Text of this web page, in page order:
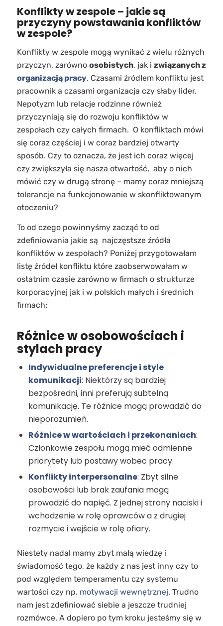
Konflikty w zespole – jakie są
przyczyny powstawania konfliktów
w zespole?
Konflikty w zespole mogą wynikać z wielu różnych
przyczyn, zarówno osobistych, jak i związanych z
organizacją pracy. Czasami źródłem konfliktu jest
pracownik a czasami organizacja czy słaby lider.
Nepotyzm lub relacje rodzinne również
przyczyniają się do rozwoju konfliktów w
zespołach czy całych firmach. O konfliktach mówi
się coraz częściej i w coraz bardziej otwarty
sposób. Czy to oznacza, że jest ich coraz więcej
czy zwiększyła się nasza otwartość, aby o nich
mówić czy w drugą stronę – mamy coraz mniejszą
tolerancje na funkcjonowanie w skonfliktowanym
otoczeniu?
To od czego powinnyśmy zacząć to od
zdefiniowania jakie są najczęstsze źródła
konfliktów w zespołach? Poniżej przygotowałam
listę źródeł konfliktu które zaobserwowałam w
ostatnim czasie zarówno w firmach o strukturze
korporacyjnej jak i w polskich małych i średnich
firmach:
Różnice w osobowościach i
stylach pracy
Indywidualne preferencje i style
komunikacji: Niektórzy są bardziej
bezpośredni, inni preferują subtelną
komunikację. Te różnice mogą prowadzić do
nieporozumień.
Różnice w wartościach i przekonaniach:
Członkowie zespołu mogą mieć odmienne
priorytety lub postawy wobec pracy.
Konflikty interpersonalne: Zbyt silne
osobowości lub brak zaufania mogą
prowadzić do napięć. Z jednej strony naciski i
wchodzenie w rolę oprawców a z drugiej
rozmycie i wejście w rolę ofiary.
Niestety nadal mamy zbyt małą wiedzę i
świadomość tego, że każdy z nas jest inny czy to
pod względem temperamentu czy systemu
wartości czy np. motywacji wewnętrznej. Trudno
nam jest zdefiniować siebie a jeszcze trudniej
rozmówce. A dopiero po tym kroku jesteśmy się w